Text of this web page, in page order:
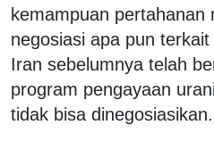
kemampuan
negosiasi apa pun
Iran sebelumnya telah
program pengayaan
tidak bisa dinegosiasikan.